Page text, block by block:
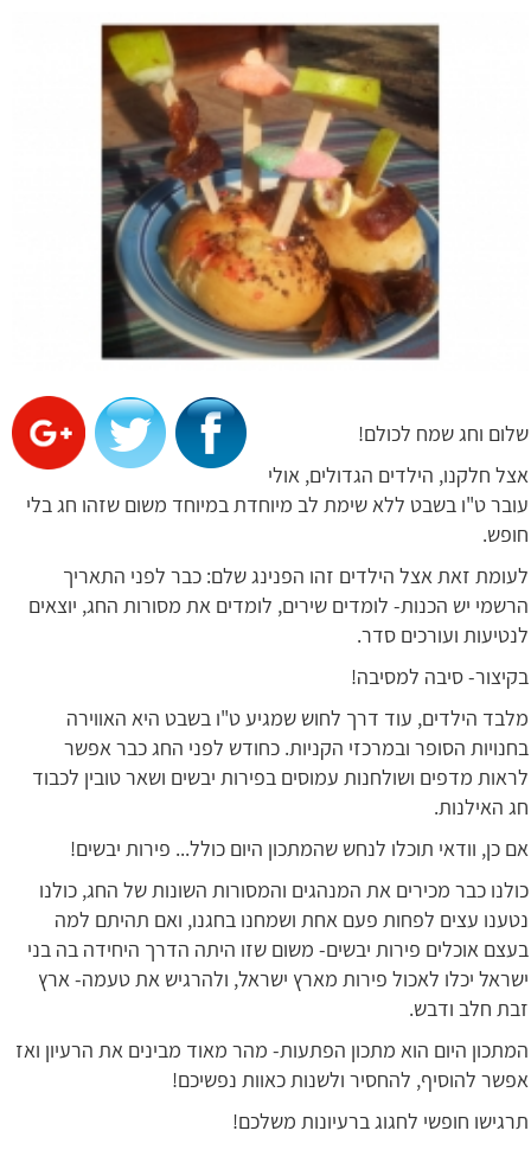
שלום וחג שמח לכולם!
אצל חלקנו, הילדים הגדולים, אולי
עובר ט"ו בשבט ללא שימת לב מיוחדת במיוחד משום שזהו חג בלי
חופש.
לעומת זאת אצל הילדים זהו הפנינג שלם: כבר לפני התאריך
הרשמי יש הכנות- לומדים שירים, לומדים את מסורות החג, יוצאים
לנטיעות ועורכים סדר.
בקיצור- סיבה למסיבה!
מלבד הילדים, עוד דרך לחוש שמגיע ט"ו בשבט היא האווירה
בחנויות הסופר ובמרכזי הקניות. כחודש לפני החג כבר אפשר
לראות מדפים ושולחנות עמוסים בפירות יבשים ושאר טובין לכבוד
חג האילנות.
אם כן, וודאי תוכלו לנחש שהמתכון היום כולל... פירות יבשים!
כולנו כבר מכירים את המנהגים והמסורות השונות של החג, כולנו
נטענו עצים לפחות פעם אחת ושמחנו בחגנו, ואם תהיתם למה
בעצם אוכלים פירות יבשים- משום שזו היתה הדרך היחידה בה בני
ישראל יכלו לאכול פירות מארץ ישראל, ולהרגיש את טעמה- ארץ
זבת חלב ודבש.
המתכון היום הוא מתכון הפתעות- מהר מאוד מבינים את הרעיון ואז
אפשר להוסיף, להחסיר ולשנות כאוות נפשיכם!
תרגישו חופשי לחגוג ברעיונות משלכם!